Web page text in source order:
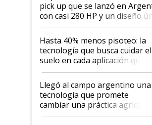
pick up que se lanzó en
con casi 280 HP y un diseño
cuánto se vende
Hasta 40% menos pisoteo: la
tecnología que busca cuidar el
suelo en cada aplicación que
llevó Jacto al Congreso
Aapresid 2026
Llegó al campo argentino una
tecnología que promete
cambiar una práctica agrícola
clave: ¿Y si analizar el suelo